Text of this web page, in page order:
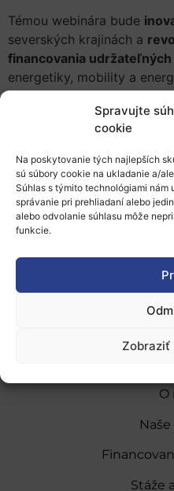
Spravujte
cookie
Na poskytovanie tých najlepších
sú súbory cookie na ukladanie a/
Súhlas s týmito technológiami
správanie pri prehliadaní alebo
alebo odvolanie súhlasu môže
funkcie.
Zobraziť
Témou webinára bude
severských krajinách a
financovania
energetiky, mobility a
Počas webinára vystúpi
energetickej spoločnosti
Gjesdal,Frode Fjeldsbø,
tom, ako financovali svoje
Viac informácií spolu s
tu.
Pridať do Google
O
Stáže